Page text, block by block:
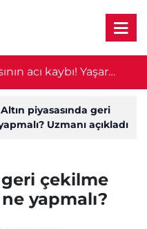
acı kaybı! Yaşar
Altın piyasasında geri
Uzmanı açıkladı
geri çekilme
yapmalı?